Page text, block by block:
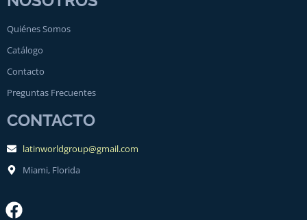
Quiénes Somos
Catálogo
Contacto
Preguntas Frecuentes
CONTACTO
latinworldgroup@gmail.com
Miami, Florida